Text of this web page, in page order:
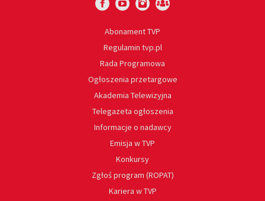
Abonament TVP
Regulamin tvp.pl
Rada Programowa
Ogłoszenia przetargowe
Akademia Telewizyjna
Telegazeta ogłoszenia
Informacje o nadawcy
Emisja w TVP
Konkursy
Zgłoś program (ROPAT)
Kariera w TVP